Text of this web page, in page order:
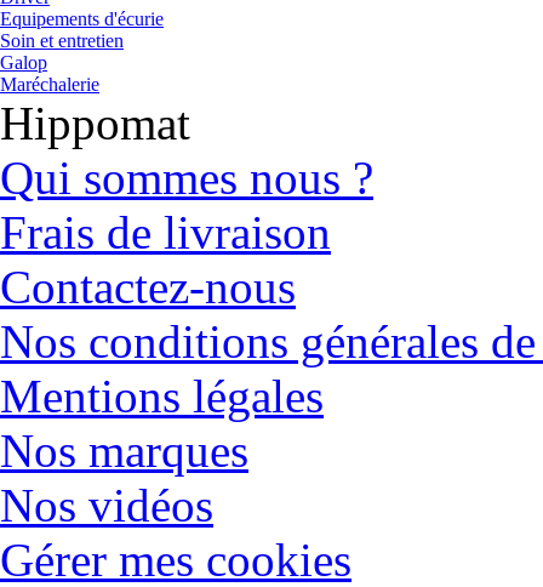
Equipements d'écurie
Soin et entretien
Galop
Maréchalerie
Hippomat
Qui sommes nous ?
Frais de livraison
Contactez-nous
Nos conditions générales
Mentions légales
Nos marques
Nos vidéos
Gérer mes cookies